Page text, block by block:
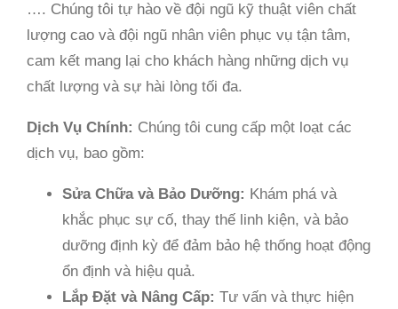
…. Chúng tôi tự hào về đội ngũ kỹ thuật viên chất
lượng cao và đội ngũ nhân viên phục vụ tận tâm,
cam kết mang lại cho khách hàng những dịch vụ
chất lượng và sự hài lòng tối đa.
Dịch Vụ Chính: Chúng tôi cung cấp một loạt các
dịch vụ, bao gồm:
Sửa Chữa và Bảo Dưỡng: Khám phá và
khắc phục sự cố, thay thế linh kiện, và bảo
dưỡng định kỳ để đảm bảo hệ thống hoạt động
ổn định và hiệu quả.
Lắp Đặt và Nâng Cấp: Tư vấn và thực hiện